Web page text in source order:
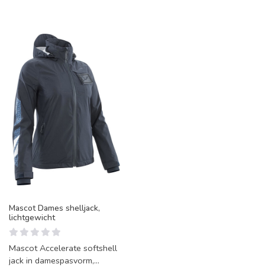
Mascot Dames shelljack,
lichtgewicht
Mascot Accelerate softshell
jack in damespasvorm,